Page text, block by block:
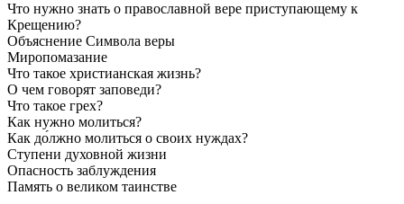
Что нужно знать о православной вере приступающему к
Крещению?
Объяснение Символа веры
Миропомазание
Что такое христианская жизнь?
О чем говорят заповеди?
Что такое грех?
Как нужно молиться?
Как до́лжно молиться о своих нуждах?
Ступени духовной жизни
Опасность заблуждения
Память о великом таинстве